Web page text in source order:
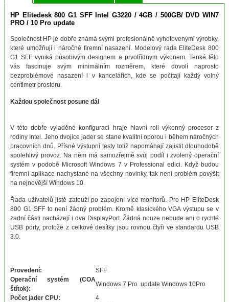
HP Elitedesk 800 G1 SFF Intel G3220 / 4GB / 500GB/ DVD WIN7
PRO / 10 Pro update
Společnost HP je dobře známá svými profesionálně vyhotovenými výrobky,
které umožňují i náročné firemní nasazení. Modelový rada EliteDesk 800
G1 SFF vyniká působivým designem a prvotřídnym výkonem. Tenké tělo
vás fascinuje svým minimálním rozměrem, které dovolí naprosto
bezproblémové nasazení i v kancelářích, kde se počítají každý volný
centimetr prostoru.
Každou společnost posune dál
V této dobře vyladěné konfiguraci hraje hlavní roli výkonný procesor z
rodiny Intel. Jeho dvojice jader se stane kvalitní oporou i během náročných
pracovních dnů. Přísné výstupní testy totiž napomáhají zajistit dlouhodobě
spolehlivý provoz. Na něm má samozřejmě svůj podíl i zvolený operační
systém v podobě Microsoft Windows 7 v Professional edici. Když budou
firemní aplikace nachystané na všechny novinky, tak není problém povýšit
na nejnovější Windows 10.
Řada uživatelů jistě zatouží po zapojení více monitorů. Pro HP EliteDesk
800 G1 SFF to není žádný problém. Kromě klasického VGA výstupu se v
zadní části nacházejí i dva DisplayPort. Žádná nouze nebude ani o rychlé
USB porty, protože z celkové desítky jsou rovnou čtyři ve standardu USB
3.0.
Provedení:
SFF
Operační systém (COA
štítok):
Windows 7 Pro update Windows 10Pro
Počet jader CPU:
4